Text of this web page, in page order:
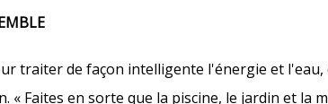
traiter de façon intelligente l'énergie et
« Faites en sorte que la piscine, le jardin et la